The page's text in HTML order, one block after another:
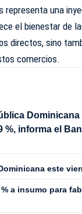
representa una
el bienestar de
directos, sino
comercios.
%, informa el
este
a insumo para